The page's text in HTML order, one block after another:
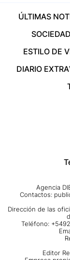
ÚLTIMAS
SOCIEDAD
ESTILO DE
DIARIO EXTRA
Agencia
Contactos:
Dirección de las
Teléfono:
Editor